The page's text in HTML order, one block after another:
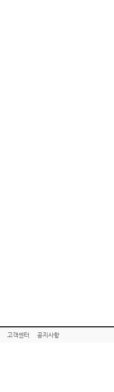
고객센터 공지사항